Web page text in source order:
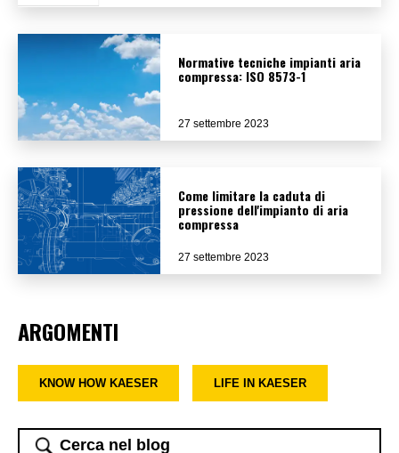
Normative tecniche impianti aria
compressa: ISO 8573-1
27 settembre 2023
Come limitare la caduta di
pressione dell'impianto di aria
compressa
27 settembre 2023
ARGOMENTI
KNOW HOW KAESER LIFE IN KAESER